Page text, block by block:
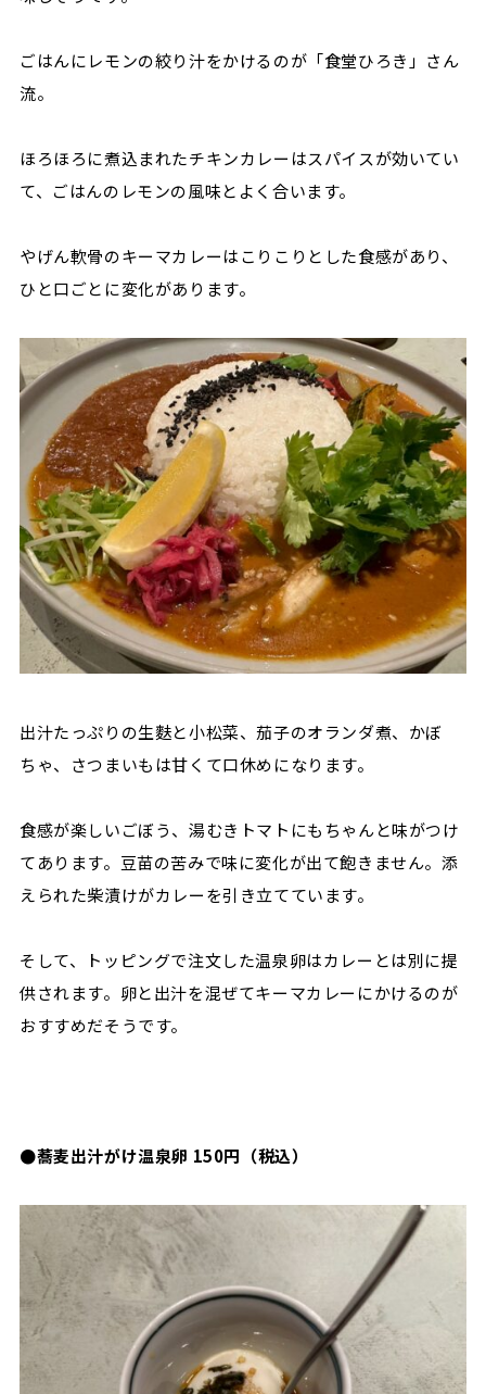
ごはんにレモンの絞り汁をかけるのが「食堂ひろき」さん
流。
ほろほろに煮込まれたチキンカレーはスパイスが効いてい
て、ごはんのレモンの風味とよく合います。
やげん軟骨のキーマカレーはこりこりとした食感があり、
ひと口ごとに変化があります。
出汁たっぷりの生麩と小松菜、茄子のオランダ煮、かぼ
ちゃ、さつまいもは甘くて口休めになります。
食感が楽しいごぼう、湯むきトマトにもちゃんと味がつけ
てあります。豆苗の苦みで味に変化が出て飽きません。添
えられた柴漬けがカレーを引き立てています。
そして、トッピングで注文した温泉卵はカレーとは別に提
供されます。卵と出汁を混ぜてキーマカレーにかけるのが
おすすめだそうです。
●蕎麦出汁がけ温泉卵 150円（税込）